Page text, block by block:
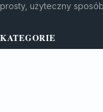
prosty, użyteczny
KATEGORIE